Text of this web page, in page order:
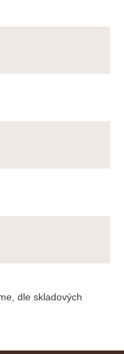
dle skladových